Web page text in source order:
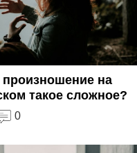
на
такое сложное?
0